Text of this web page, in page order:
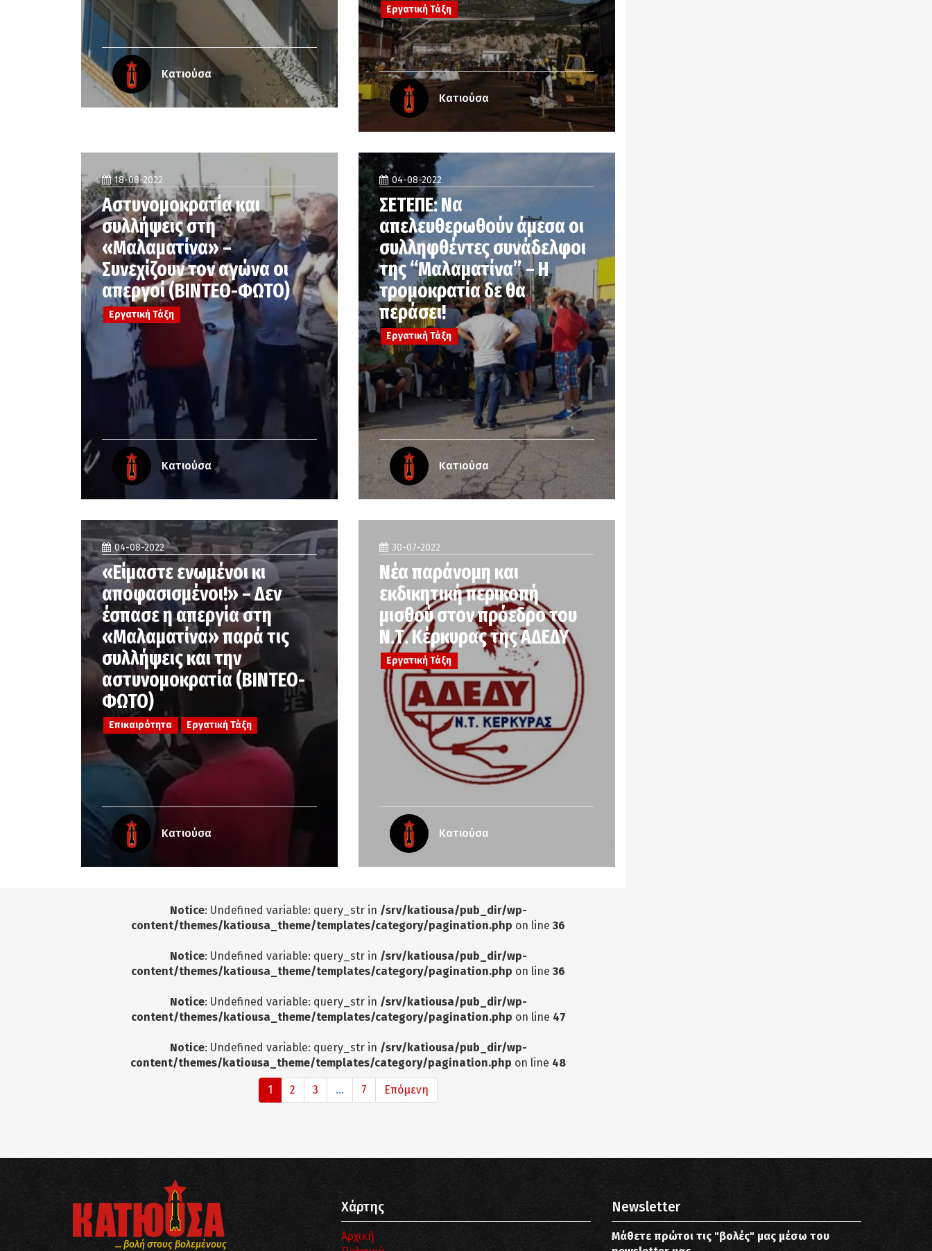
Κατιούσα
Εργατική Τάξη
Κατιούσα
18-08-2022
Αστυνομοκρατία και
συλλήψεις στη
«Μαλαματίνα» –
Συνεχίζουν τον αγώνα οι
απεργοί (ΒΙΝΤΕΟ-ΦΩΤΟ)
Εργατική Τάξη
Κατιούσα
04-08-2022
ΣΕΤΕΠΕ: Να
απελευθερωθούν άμεσα οι
συλληφθέντες συνάδελφοι
της “Μαλαματίνα” – Η
τρομοκρατία δε θα
περάσει!
Εργατική Τάξη
Κατιούσα
04-08-2022
«Είμαστε ενωμένοι κι
αποφασισμένοι!» – Δεν
έσπασε η απεργία στη
«Μαλαματίνα» παρά τις
συλλήψεις και την
αστυνομοκρατία (ΒΙΝΤΕΟ-
ΦΩΤΟ)
Επικαιρότητα Εργατική Τάξη
Κατιούσα
30-07-2022
Νέα παράνομη και
εκδικητική περικοπή
μισθού στον πρόεδρο του
Ν.Τ. Κέρκυρας της ΑΔΕΔΥ
Εργατική Τάξη
Κατιούσα
Notice: Undefined variable: query_str in /srv/katiousa/pub_dir/wp-
content/themes/katiousa_theme/templates/category/pagination.php on line 36
Notice: Undefined variable: query_str in /srv/katiousa/pub_dir/wp-
content/themes/katiousa_theme/templates/category/pagination.php on line 36
Notice: Undefined variable: query_str in /srv/katiousa/pub_dir/wp-
content/themes/katiousa_theme/templates/category/pagination.php on line 47
Notice: Undefined variable: query_str in /srv/katiousa/pub_dir/wp-
content/themes/katiousa_theme/templates/category/pagination.php on line 48
1 2 3 ... 7 Επόμενη
... βολή στους βολεμένους
Χάρτης
Αρχική
Newsletter
Μάθετε πρώτοι τις "βολές" μας μέσω του